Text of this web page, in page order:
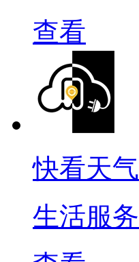
查看
快看天气
生活服务